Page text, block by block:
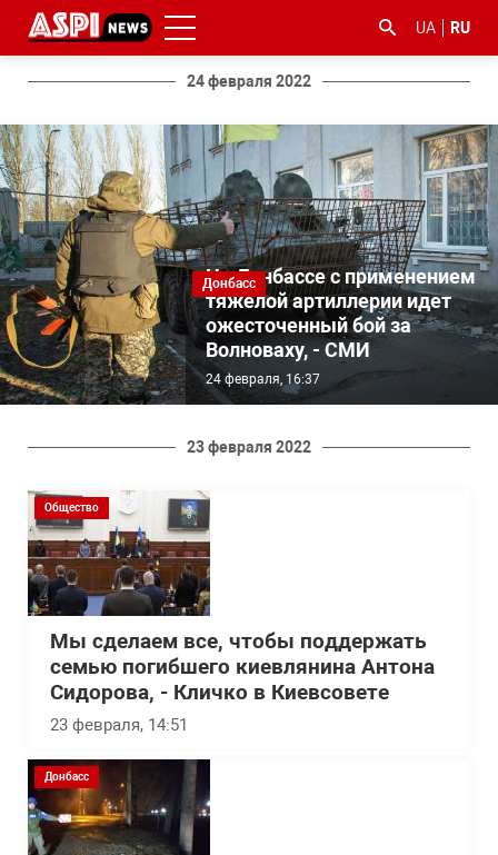
UA RU
24 февраля 2022
Донбасс
На Донбассе с применением
тяжелой артиллерии идет
ожесточенный бой за
Волноваху, - СМИ
24 февраля, 16:37
23 февраля 2022
Общество
Мы сделаем все, чтобы поддержать
семью погибшего киевлянина Антона
Сидорова, - Кличко в Киевсовете
23 февраля, 14:51
Донбасс
#ООС
#боротьба
з
корупцією
#гфс #Киев #коронавірус